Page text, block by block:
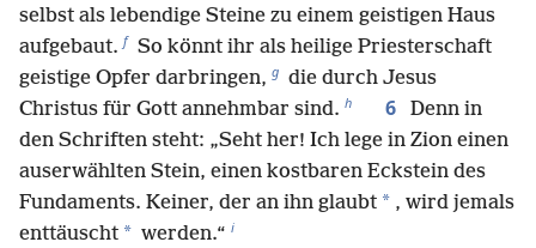
selbst als lebendige Steine zu einem geistigen Haus
aufgebaut. f So könnt ihr als heilige Priesterschaft
geistige Opfer darbringen, g die durch Jesus
Christus für Gott annehmbar sind. h 6
Denn in
den Schriften steht: „Seht her! Ich lege in Zion einen
auserwählten Stein, einen kostbaren Eckstein des
Fundaments. Keiner, der an ihn glaubt * , wird jemals
enttäuscht * werden.“ i